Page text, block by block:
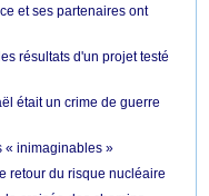
et ses partenaires ont
résultats d'un projet testé
était un crime de guerre
« inimaginables »
retour du risque nucléaire